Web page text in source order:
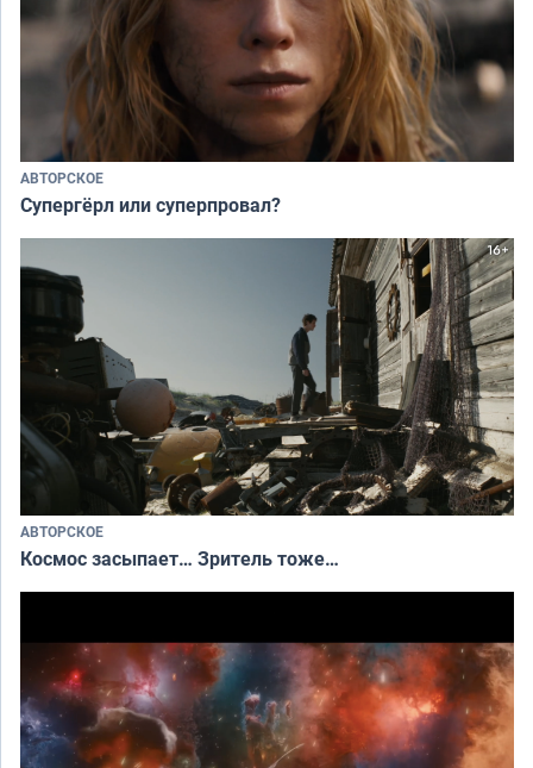
АВТОРСКОЕ
Супергёрл или суперпровал?
АВТОРСКОЕ
Космос засыпает… Зритель тоже…